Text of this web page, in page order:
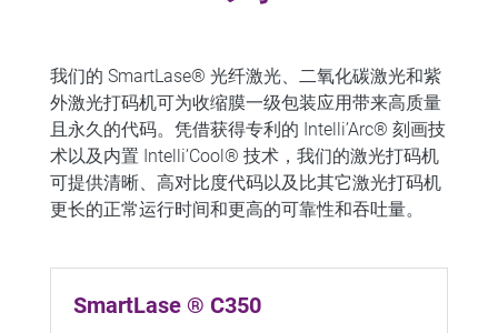
我们的 SmartLase® 光纤激光、二氧化碳激光和紫
外激光打码机可为收缩膜一级包装应用带来高质量
且永久的代码。凭借获得专利的 Intelli’Arc® 刻画技
术以及内置 Intelli’Cool® 技术，我们的激光打码机
可提供清晰、高对比度代码以及比其它激光打码机
更长的正常运行时间和更高的可靠性和吞吐量。
SmartLase ® C350